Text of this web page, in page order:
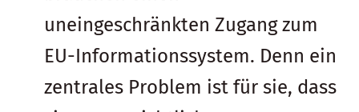
uneingeschränkten Zugang zum
EU-Informationssystem. Denn ein
zentrales Problem ist für sie, dass